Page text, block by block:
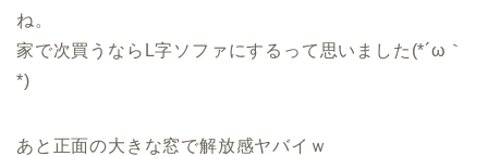
ね。
家で次買うならL字ソファにするって思いました(*´ω｀
*)
あと正面の大きな窓で解放感ヤバイｗ